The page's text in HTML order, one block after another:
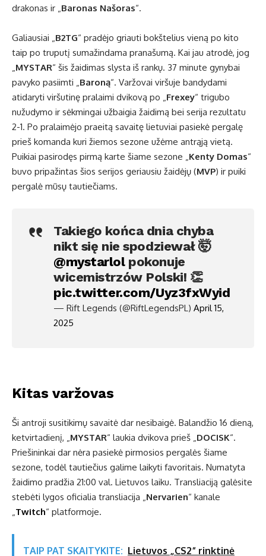
drakonas ir „Baronas Našoras“.
Galiausiai „B2TG“ pradėjo griauti bokštelius vieną po kito
taip po truputį sumažindama pranašumą. Kai jau atrodė, jog
„MYSTAR“ šis žaidimas slysta iš rankų. 37 minute gynybai
pavyko pasiimti „Baroną“. Varžovai viršuje bandydami
atidaryti viršutinę pralaimi dvikovą po „Frexey“ trigubo
nužudymo ir sėkmingai užbaigia žaidimą bei serija rezultatu
2-1. Po pralaimėjo praeitą savaitę lietuviai pasiekė pergalę
prieš komanda kuri žiemos sezone užėme antrąją vietą.
Puikiai pasirodęs pirmą karte šiame sezone „Kenty Domas“
buvo pripažintas šios serijos geriausiu žaidėjų (MVP) ir puiki
pergalė mūsų tautiečiams.
Takiego końca dnia chyba
nikt się nie spodziewał 🤯
@mystarlolpokonuje
wicemistrzów Polski! 👏
pic.twitter.com/Uyz3fxWyid
— Rift Legends (@RiftLegendsPL) April 15,
2025
Kitas varžovas
Ši antroji susitikimų savaitė dar nesibaigė. Balandžio 16 dieną,
ketvirtadienį, „ MYSTAR“ laukia dvikova prieš „ DOCISK“.
Priešininkai dar nėra pasiekė pirmosios pergalės šiame
sezone, todėl tautiečius galime laikyti favoritais. Numatyta
žaidimo pradžia 21:00 val. Lietuvos laiku. Transliaciją galėsite
stebėti lygos oficialia transliacija „ Nervarien“ kanale
Twitch“ platformoje.
TAIP PAT SKAITYKITE: Lietuvos „CS2“ rinktinė